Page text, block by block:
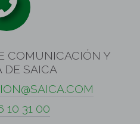
COMUNICACIÓN Y
DE SAICA
10 31 00